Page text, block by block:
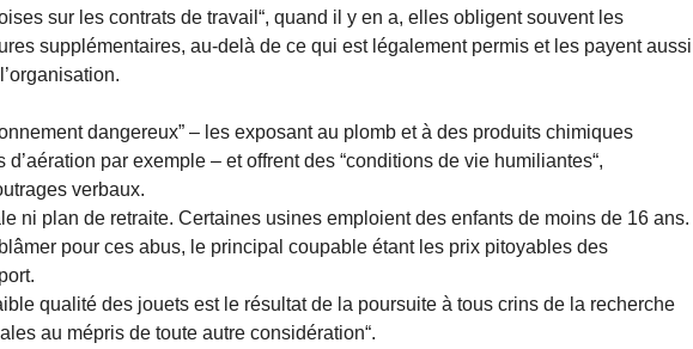
sur les contrats de travail“, quand il y en a, elles obligent souvent les
supplémentaires, au-delà de ce qui est légalement permis et les payent aussi
dangereux” – les exposant au plomb et à des produits chimiques
par exemple – et offrent des “conditions de vie humiliantes“,
verbaux.
ni plan de retraite. Certaines usines emploient des enfants de moins de 16 ans.
pour ces abus, le principal coupable étant les prix pitoyables des
qualité des jouets est le résultat de la poursuite à tous crins de la recherche
au mépris de toute autre considération“.